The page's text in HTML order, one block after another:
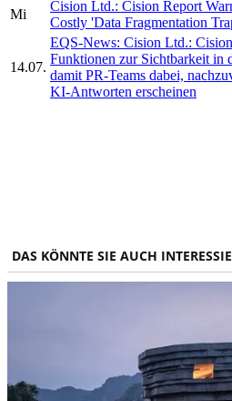
Mi
Cision Ltd.: Cision Report
Costly 'Data Fragmentation
14.07.
EQS-News: Cision Ltd.:
Funktionen zur Sichtbarkeit in
damit PR-Teams dabei,
KI-Antworten erscheinen